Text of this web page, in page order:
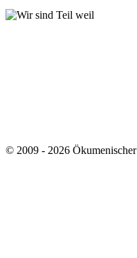
© 2009 - 2026